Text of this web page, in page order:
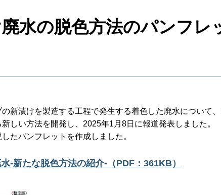
水の脱色方法のパンフレ
新漬けを製造する工程で発生する着色した廃水について、
しい方法を開発し、2025年1月8日に報道発表しました。
たパンフレットを作成しました。
-新たな脱色方法の紹介-（PDF：361KB）